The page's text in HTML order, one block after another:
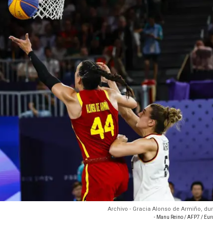
Archivo - Gracia Alonso de Armiño,
- Manu Reino / AFP7 /